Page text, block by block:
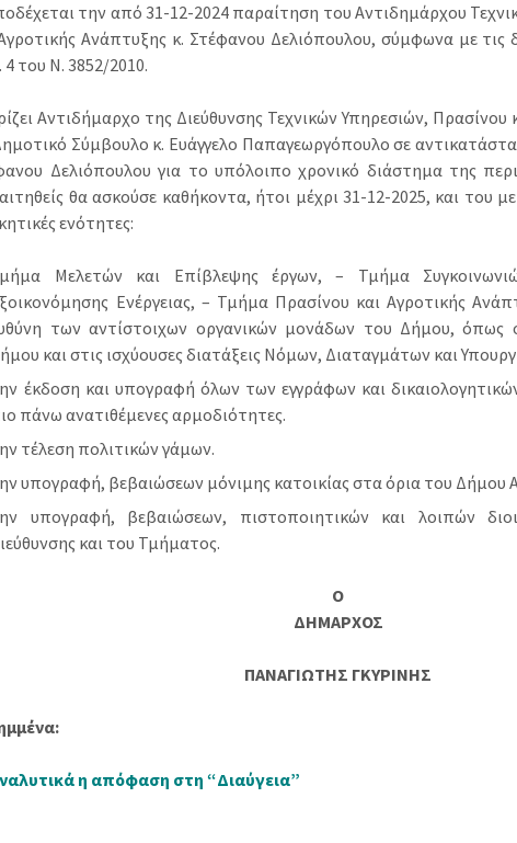
την από 31-12-2024 παραίτηση του Αντιδημάρχου
Ανάπτυξης κ. Στέφανου Δελιόπουλου, σύμφωνα με τις
του Ν. 3852/2010.
Αντιδήμαρχο της Διεύθυνσης Τεχνικών Υπηρεσιών, Πρασίνου
Σύμβουλο κ. Ευάγγελο Παπαγεωργόπουλο σε
Δελιόπουλου για το υπόλοιπο χρονικό διάστημα της
θα ασκούσε καθήκοντα, ήτοι μέχρι 31-12-2025, και του
ενότητες:
Μελετών και Επίβλεψης έργων, – Τμήμα
Ενέργειας, – Τμήμα Πρασίνου και Αγροτικής
των αντίστοιχων οργανικών μονάδων του Δήμου, όπως
και στις ισχύουσες διατάξεις Νόμων, Διαταγμάτων και
έκδοση και υπογραφή όλων των εγγράφων και
πάνω ανατιθέμενες αρμοδιότητες.
τέλεση πολιτικών γάμων.
υπογραφή, βεβαιώσεων μόνιμης κατοικίας στα όρια του Δήμου
υπογραφή, βεβαιώσεων, πιστοποιητικών και λοιπών
και του Τμήματος.
Ο
ΔΗΜΑΡΧΟΣ
ΠΑΝΑΓΙΩΤΗΣ ΓΚΥΡΙΝΗΣ
η απόφαση στη “Διαύγεια”